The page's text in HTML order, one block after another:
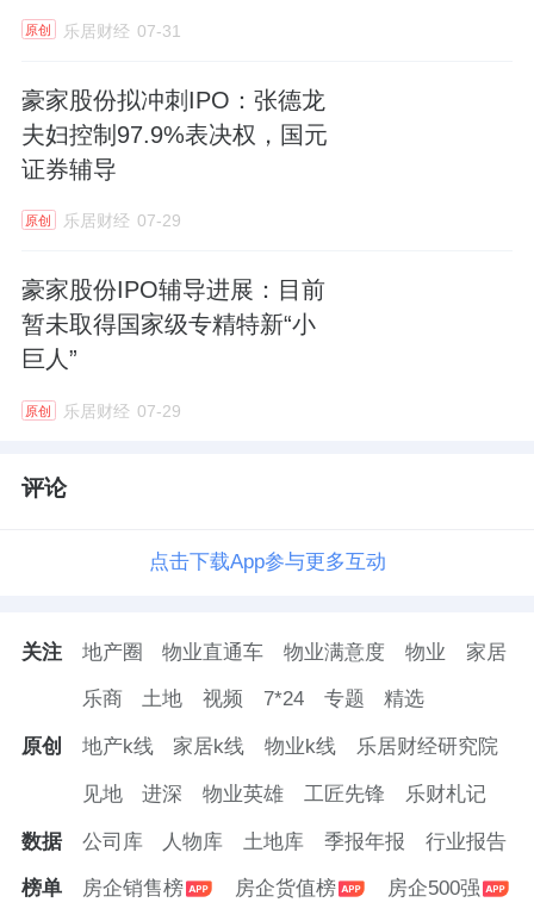
2024年，灿芯股份的研发费用为1.28亿
元，同比增长18.12%，当年新申请发明专利16
公司累计获得发明专利授权98项、实用新型专
利26项。
灿芯股份在车规 MCU领域已获得ISO
26262汽车功能安全管理体系认证，达到随机
故障安全等级ASIL B级和系统性故障安全等级
域研发的芯片样片已进入后仿验证阶段，同时
司已与车规MCU及车规IP领域的一系列客户开
在端侧AI和AI+IoT领域，灿芯股份对现有
ISP方案进行升级优化，包括优化内部 LDO、
降低不同工作模式下电源消耗等，并优化红外
图像处理等算法、提升图像处理能力，使ISP相
关技术能够进一步满足安防、监控、智慧城
司积极布局Wi-Fi+BLE Combo芯片领域，开发
原创 乐居财经 07-31
豪家股份拟冲刺IPO：张德龙
夫妇控制97.9%表决权，国元
证券辅导
原创 乐居财经 07-29
豪家股份IPO辅导进展：目前
暂未取得国家级专精特新“小
巨人”
原创 乐居财经 07-29
评论
点击下载App参与更多互动
关注 地产圈 物业直通车 物业满意度 物业 家居
乐商 土地 视频 7*24 专题 精选
原创 地产k线 家居k线 物业k线 乐居财经研究院
见地 进深 物业英雄 工匠先锋 乐财札记
数据 公司库 人物库 土地库 季报年报 行业报告
榜单 房企销售榜 房企货值榜 房企500强